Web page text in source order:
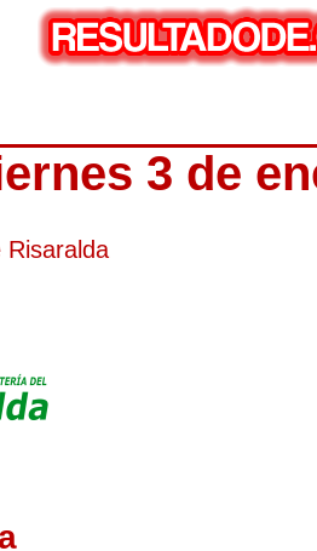
3 de
Risaralda